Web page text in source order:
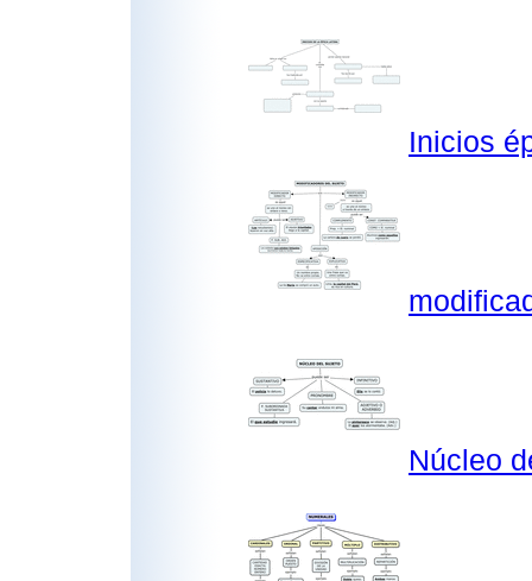
Inicios
Núcleo